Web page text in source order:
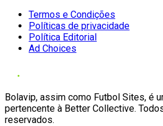
Termos e Condições
Políticas de privacidade
Política Editorial
Ad Choices
Bolavip, assim como Futbol Sites, é
pertencente à Better Collective.
reservados.